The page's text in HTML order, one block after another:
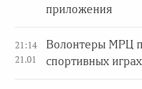
приложения
21:14
21.01
Волонтеры МРЦ
спортивных